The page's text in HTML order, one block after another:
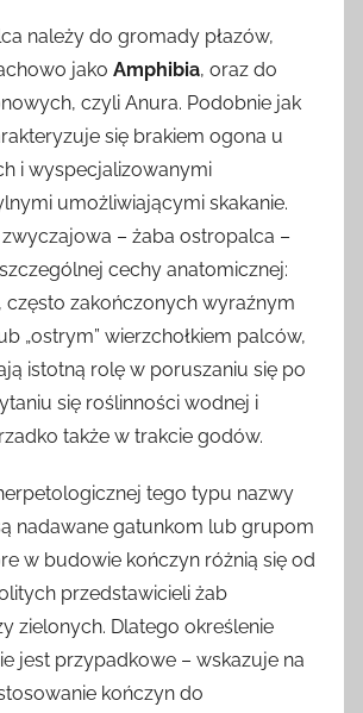
należy do gromady płazów,
jako Amphibia, oraz do
czyli Anura. Podobnie jak
się brakiem ogona u
i wyspecjalizowanymi
umożliwiającymi skakanie.
– żaba ostropalca –
cechy anatomicznej:
często zakończonych wyraźnym
„ostrym” wierzchołkiem palców,
istotną rolę w poruszaniu się po
się roślinności wodnej i
także w trakcie godów.
tego typu nazwy
nadawane gatunkom lub grupom
w budowie kończyn różnią się od
przedstawicieli żab
zielonych. Dlatego określenie
jest przypadkowe – wskazuje na
kończyn do